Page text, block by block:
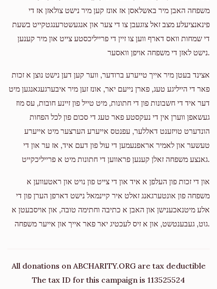
משפחה האבן מיר באשלאסן אז אונז קען מיר נישט צולאזן אז די
פינאנציעלע מצב זאל צוגעבן צו די צער און אנגעשטרענגטקייט בשעת
די שמחות וואס דארף ווען צו זיין די פרייליכסטע צייט און מיר קענען
נישט לאזן די משפחה אויפן וואסער.
אצינד בעטן מיר אייך טייערע ברודער, ווער קען דען נישט נוצן א זכות
פאר די הייליגע טעג, פארן נייעם יאר, אונז זען מיר איבערגעגאנגען מיט
דער איד די חשבונות פון די חתונות, מיט טייל פון זיינע חובות, עס מוז
געשאפן ווערן אין די נעקסטע פאר טעג די סכום פון לכל הפחות
הונדערט טויזענט דאללער, עפנטס אייערע הערצער מיט אייערע
טעשער און לאמיר אראפנעמען די עול פון דעם איד, אז ער און די
גאנצע משפחה זאלן קענען פראווען די חתונות מיט א פרייליכקייט.
און די זכות פון העלפן א איד און די צייט פון נויט און ראטעווען א
משפחה פון אונטערגאנג זאלט איר קיינמאל נישט דארפן הערן פון די
אלע מיטנאכענישן און האבן א כתיבה וחתימה טובה, און אויסבעטן א
גוט, געבענטשט, און א זיס לעכטיג יאר פאר אייך און אייער משפחה.
All donations on ABCHARITY.ORG are tax deductible
The tax ID for this campaign is 113525524